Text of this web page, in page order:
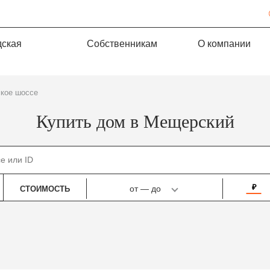
Собственникам О компании
шоссе
Купить дом в Мещерский
СТОИМОСТЬ от—до ₽